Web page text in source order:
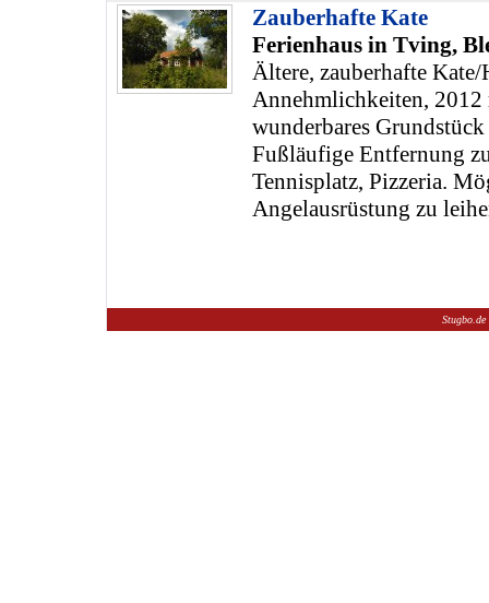
Zauberhafte Kate
Ferienhaus in Tving,
Ältere, zauberhafte
Annehmlichkeiten, 2012
wunderbares
Fußläufige Entfernung
Tennisplatz, Pizzeria.
Angelausrüstung zu